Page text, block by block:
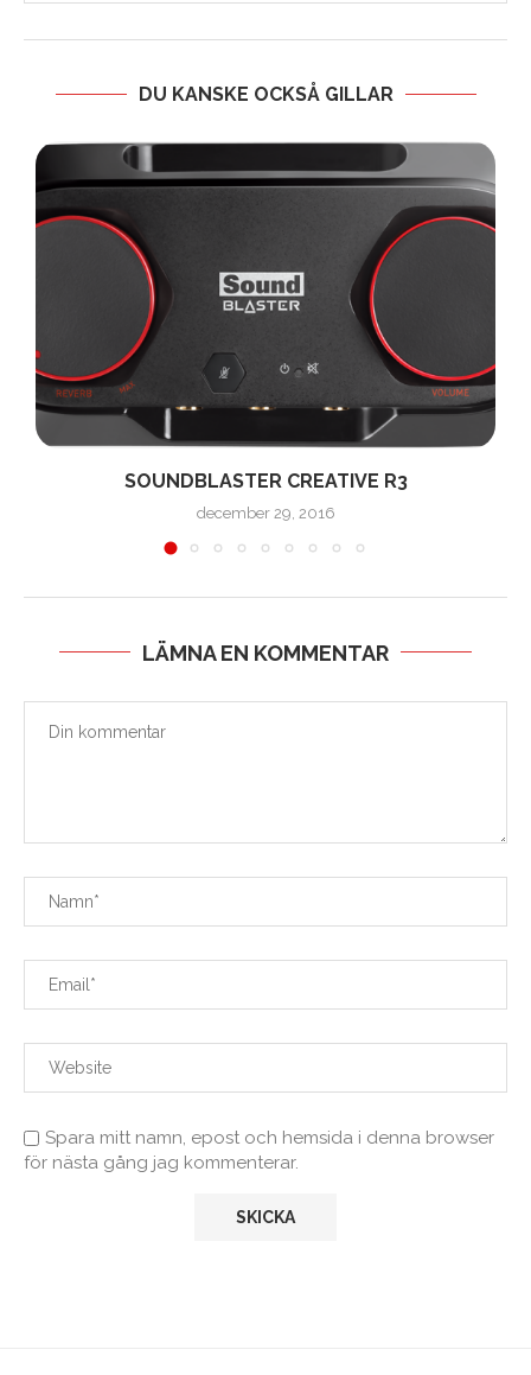
DU KANSKE OCKSÅ GILLAR
SOUNDBLASTER CREATIVE R3
december 29, 2016
LÄMNA EN KOMMENTAR
Spara mitt namn, epost och hemsida i denna browser
för nästa gång jag kommenterar.